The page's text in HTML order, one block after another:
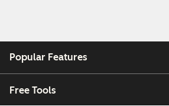
Popular Features
Free Tools